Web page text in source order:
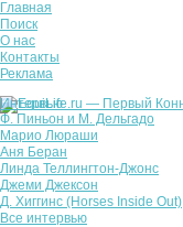
Главная
Поиск
О нас
Контакты
Реклама
Интервью
Ф. Пиньон и М. Дельгадо
Марио Люраши
Аня Беран
Линда Теллингтон-Джонс
Джеми Джексон
Д. Хиггинс (Horses Inside Out)
Все интервью